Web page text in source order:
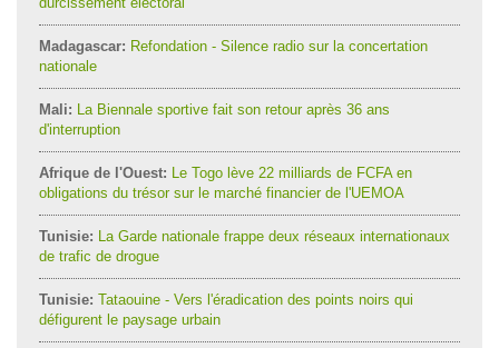
Madagascar: Refondation - Silence radio sur la concertation
nationale
Mali: La Biennale sportive fait son retour après 36 ans
d'interruption
Afrique de l'Ouest: Le Togo lève 22 milliards de FCFA en
obligations du trésor sur le marché financier de l'UEMOA
Tunisie: La Garde nationale frappe deux réseaux internationaux
de trafic de drogue
Tunisie: Tataouine - Vers l'éradication des points noirs qui
défigurent le paysage urbain